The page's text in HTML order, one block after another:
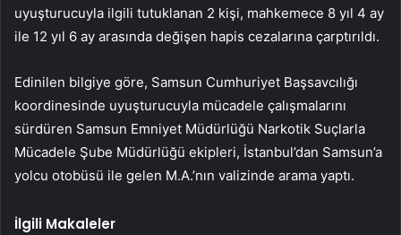
uyuşturucuyla ilgili tutuklanan 2 kişi, mahkemece 8 yıl 4 ay
ile 12 yıl 6 ay arasında değişen hapis cezalarına çarptırıldı.
Edinilen bilgiye göre, Samsun Cumhuriyet Başsavcılığı
koordinesinde uyuşturucuyla mücadele çalışmalarını
sürdüren Samsun Emniyet Müdürlüğü Narkotik Suçlarla
Mücadele Şube Müdürlüğü ekipleri, İstanbul’dan Samsun’a
yolcu otobüsü ile gelen M.A.’nın valizinde arama yaptı.
İlgili Makaleler